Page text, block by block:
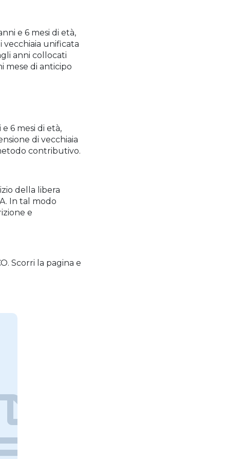
e 6 mesi di età,
vecchiaia unificata
anni collocati
mese di anticipo
6 mesi di età,
di vecchiaia
contributivo.
della libera
In tal modo
e
Scorri la pagina e